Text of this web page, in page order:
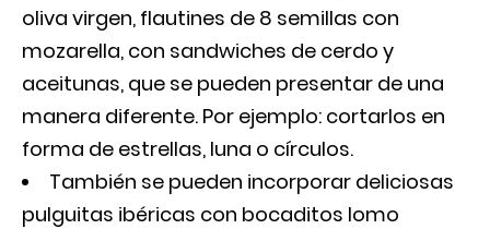
oliva virgen, flautines de 8 semillas con
mozarella, con sandwiches de cerdo y
aceitunas, que se pueden presentar de una
manera diferente. Por ejemplo: cortarlos en
forma de estrellas, luna o círculos.
También se pueden incorporar deliciosas
pulguitas ibéricas con bocaditos lomo